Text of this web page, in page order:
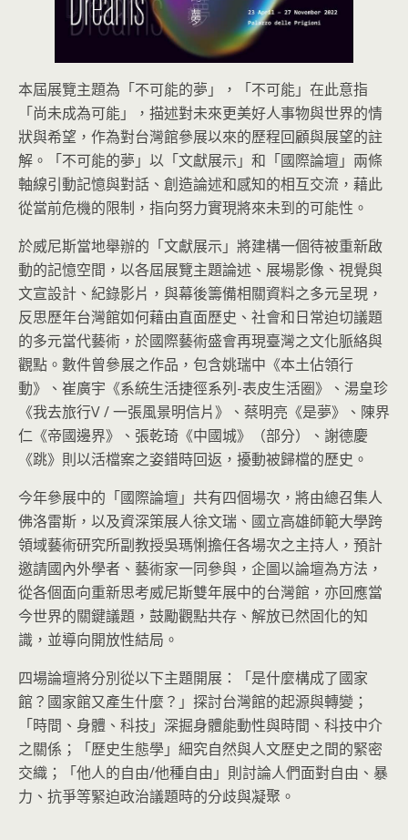
本屆展覽主題為「不可能的夢」，「不可能」在此意指
「尚未成為可能」，描述對未來更美好人事物與世界的情
狀與希望，作為對台灣館參展以來的歷程回顧與展望的註
解。「不可能的夢」以「文獻展示」和「國際論壇」兩條
軸線引動記憶與對話、創造論述和感知的相互交流，藉此
從當前危機的限制，指向努力實現將來未到的可能性。
於威尼斯當地舉辦的「文獻展示」將建構一個待被重新啟
動的記憶空間，以各屆展覽主題論述、展場影像、視覺與
文宣設計、紀錄影片，與幕後籌備相關資料之多元呈現，
反思歷年台灣館如何藉由直面歷史、社會和日常迫切議題
的多元當代藝術，於國際藝術盛會再現臺灣之文化脈絡與
觀點。數件曾參展之作品，包含姚瑞中《本土佔領行
動》、崔廣宇《系統生活捷徑系列-表皮生活圈》、湯皇珍
《我去旅行V / 一張風景明信片》、蔡明亮《是夢》、陳界
仁《帝國邊界》、張乾琦《中國城》（部分）、謝德慶
《跳》則以活檔案之姿錯時回返，擾動被歸檔的歷史。
今年參展中的「國際論壇」共有四個場次，將由總召集人
佛洛雷斯，以及資深策展人徐文瑞、國立高雄師範大學跨
領域藝術研究所副教授吳瑪悧擔任各場次之主持人，預計
邀請國內外學者、藝術家一同參與，企圖以論壇為方法，
從各個面向重新思考威尼斯雙年展中的台灣館，亦回應當
今世界的關鍵議題，鼓勵觀點共存、解放已然固化的知
識，並導向開放性結局。
四場論壇將分別從以下主題開展：「是什麼構成了國家
館？國家館又產生什麼？」探討台灣館的起源與轉變；
「時間、身體、科技」深掘身體能動性與時間、科技中介
之關係；「歷史生態學」細究自然與人文歷史之間的緊密
交織；「他人的自由/他種自由」則討論人們面對自由、暴
力、抗爭等緊迫政治議題時的分歧與凝聚。